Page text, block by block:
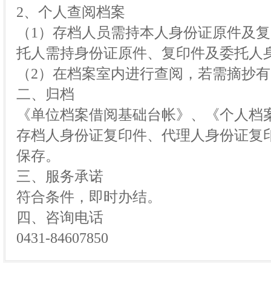
2、个人查阅档案
（1）存档人员需持本人身份证原件及
托人需持身份证原件、复印件及委托人
（2）在档案室内进行查阅，若需摘抄
二、归档
《单位档案借阅基础台帐》、《个人
存档人身份证复印件、代理人身份证
保存。
三、服务承诺
符合条件，即时办结。
四、咨询电话
0431-84607850